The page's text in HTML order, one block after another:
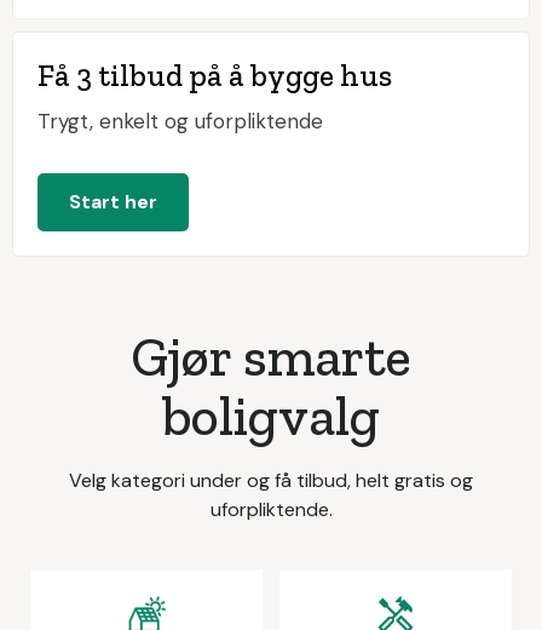
Få 3 tilbud på å bygge hus
Trygt, enkelt og uforpliktende
Start her
Gjør smarte
boligvalg
Velg kategori under og få tilbud, helt gratis og
uforpliktende.